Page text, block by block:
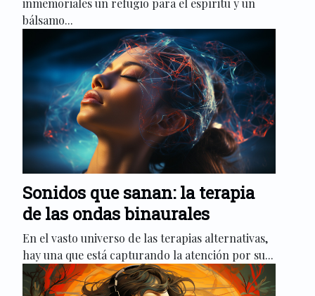
inmemoriales un refugio para el espíritu y un
bálsamo...
Sonidos que sanan: la terapia
de las ondas binaurales
En el vasto universo de las terapias alternativas,
hay una que está capturando la atención por su...